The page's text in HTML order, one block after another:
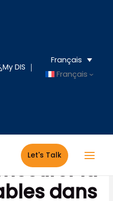
My DIS ｜
Français
Français
Let's Talk
la
dans